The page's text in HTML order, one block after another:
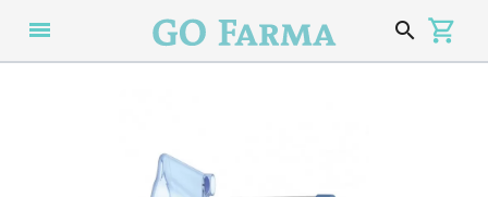
menu search